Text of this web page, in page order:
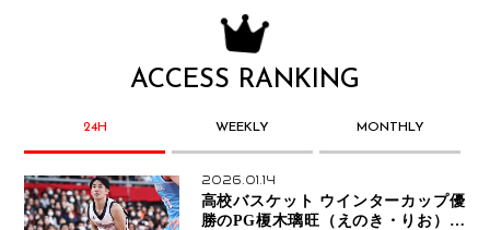
ACCESS RANKING
24H WEEKLY MONTHLY
2026.01.14
高校バスケット ウインターカップ優
勝のPG榎木璃旺（えのき・りお）が